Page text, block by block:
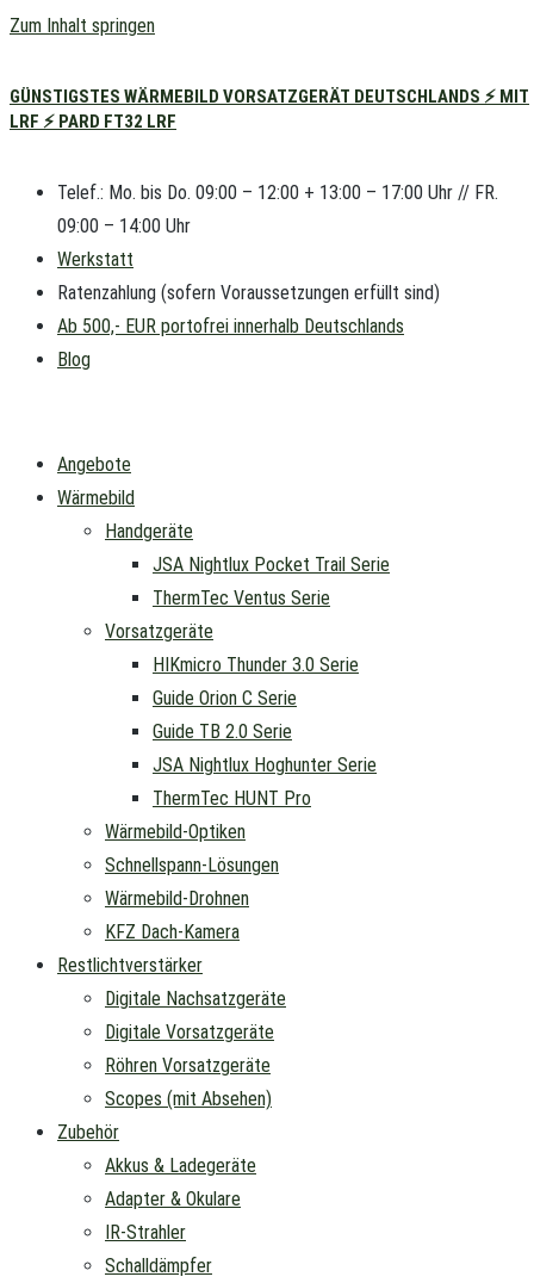
Zum Inhalt springen
GÜNSTIGSTES WÄRMEBILD VORSATZGERÄT DEUTSCHLANDS ⚡ MIT
LRF ⚡ PARD FT32 LRF
Telef.: Mo. bis Do. 09:00 – 12:00 + 13:00 – 17:00 Uhr // FR.
09:00 – 14:00 Uhr
Werkstatt
Ratenzahlung (sofern Voraussetzungen erfüllt sind)
Ab 500,- EUR portofrei innerhalb Deutschlands
Blog
Angebote
Wärmebild
Handgeräte
JSA Nightlux Pocket Trail Serie
ThermTec Ventus Serie
Vorsatzgeräte
HIKmicro Thunder 3.0 Serie
Guide Orion C Serie
Guide TB 2.0 Serie
JSA Nightlux Hoghunter Serie
ThermTec HUNT Pro
Wärmebild-Optiken
Schnellspann-Lösungen
Wärmebild-Drohnen
KFZ Dach-Kamera
Restlichtverstärker
Digitale Nachsatzgeräte
Digitale Vorsatzgeräte
Röhren Vorsatzgeräte
Scopes (mit Absehen)
Zubehör
Akkus & Ladegeräte
Adapter & Okulare
IR-Strahler
Schalldämpfer